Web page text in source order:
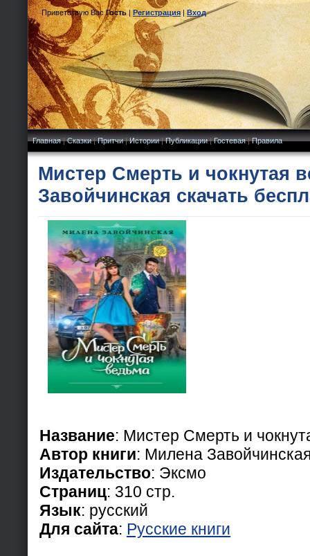
Приветствую Вас Гость|Регистрация|Вход
Главная|Сказки|Притчи|Истории|Публикации|Гостевая|Правила
Мистер Смерть и чокнутая
Завойчинская скачать
Название: Мистер Смерть и
Автор книги: Милена
Издательство: Эксмо
Страниц: 310 стр.
Язык: русский
Для сайта: Русские книги